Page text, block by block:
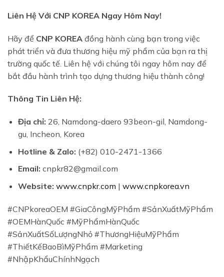
Liên Hệ Với CNP KOREA Ngay Hôm Nay!
Hãy để CNP KOREA đồng hành cùng bạn trong việc
phát triển và đưa thương hiệu mỹ phẩm của bạn ra thị
trường quốc tế. Liên hệ với chúng tôi ngay hôm nay để
bắt đầu hành trình tạo dựng thương hiệu thành công!
Thông Tin Liên Hệ:
Địa chỉ: 26, Namdong-daero 93beon-gil, Namdong-
gu, Incheon, Korea
Hotline & Zalo: (+82) 010-2471-1366
Email: cnpkr82@gmail.com
Website: www.cnpkr.com | www.cnpkorea.vn
#CNPkoreaOEM #GiaCôngMỹPhẩm #SảnXuấtMỹPhẩm
#OEMHànQuốc #MỹPhẩmHànQuốc
#SảnXuấtSốLượngNhỏ #ThươngHiệuMỹPhẩm
#ThiếtKếBaoBìMỹPhẩm #Marketing
#NhậpKhẩuChínhNgạch